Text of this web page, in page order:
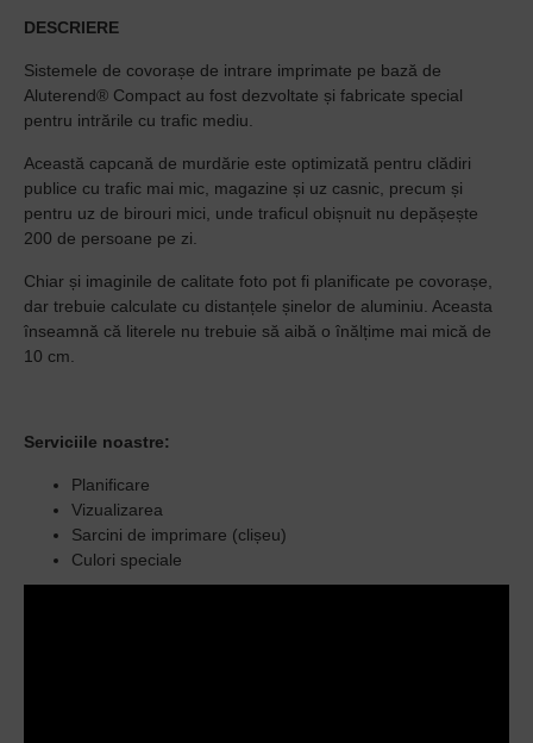
DESCRIERE
Sistemele de covorașe de intrare imprimate pe bază de
Aluterend® Compact au fost dezvoltate și fabricate special
pentru intrările cu trafic mediu.
Această capcană de murdărie este optimizată pentru clădiri
publice cu trafic mai mic, magazine și uz casnic, precum și
pentru uz de birouri mici, unde traficul obișnuit nu depășește
200 de persoane pe zi.
Chiar și imaginile de calitate foto pot fi planificate pe covorașe,
dar trebuie calculate cu distanțele șinelor de aluminiu. Aceasta
înseamnă că literele nu trebuie să aibă o înălțime mai mică de
10 cm.
Serviciile noastre:
Planificare
Vizualizarea
Sarcini de imprimare (clișeu)
Culori speciale